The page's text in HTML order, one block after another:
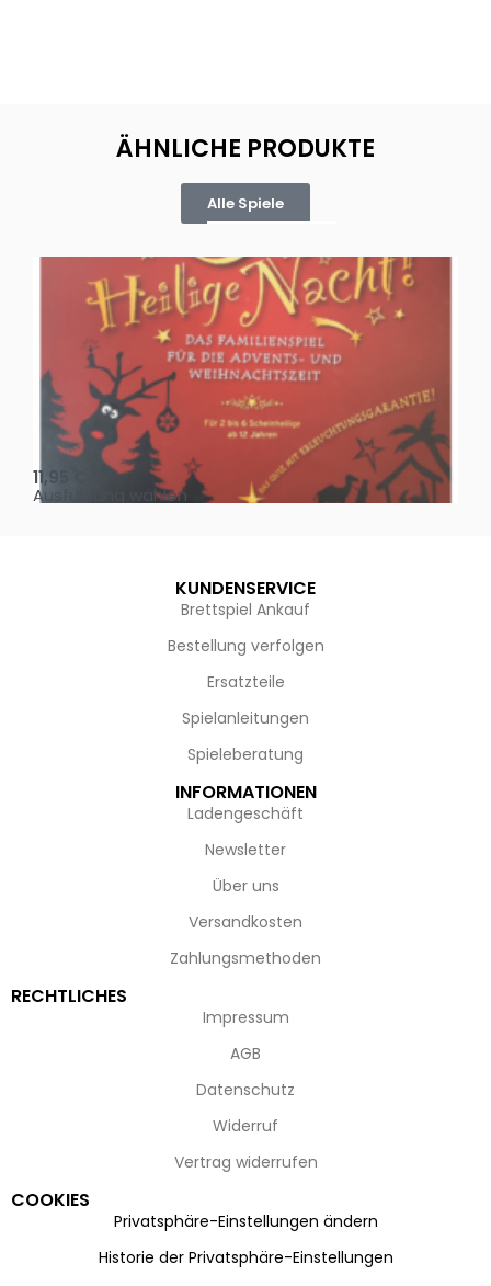
ÄHNLICHE PRODUKTE
Alle Spiele
Oh, heilige Nacht!
11,95
Ausführung wählen
KUNDENSERVICE
Brettspiel Ankauf
Bestellung verfolgen
Ersatzteile
Spielanleitungen
Spieleberatung
INFORMATIONEN
Ladengeschäft
Newsletter
Über uns
Versandkosten
Zahlungsmethoden
RECHTLICHES
Impressum
AGB
Datenschutz
Widerruf
Vertrag widerrufen
COOKIES
Privatsphäre-Einstellungen ändern
Historie der Privatsphäre-Einstellungen